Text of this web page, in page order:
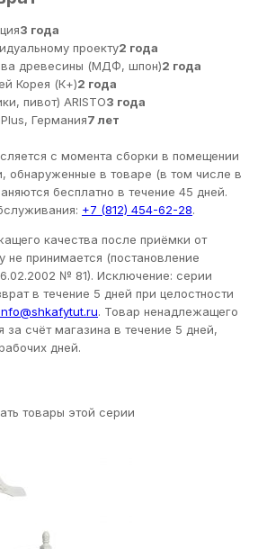
3 года
проекту2 года
древесины (МДФ, шпон)2 года
Корея (К+)2 года
пивот) ARISTO3 года
Германия7 лет
с момента сборки в помещении
обнаруженные в товаре (в том числе в
бесплатно в течение 45 дней.
+7 (812) 454-62-28.
качества после приёмки от
не принимается (постановление
№ 81). Исключение: серии
в течение 5 дней при целостности
. Товар ненадлежащего
за счёт магазина в течение 5 дней,
дней.
товары этой серии